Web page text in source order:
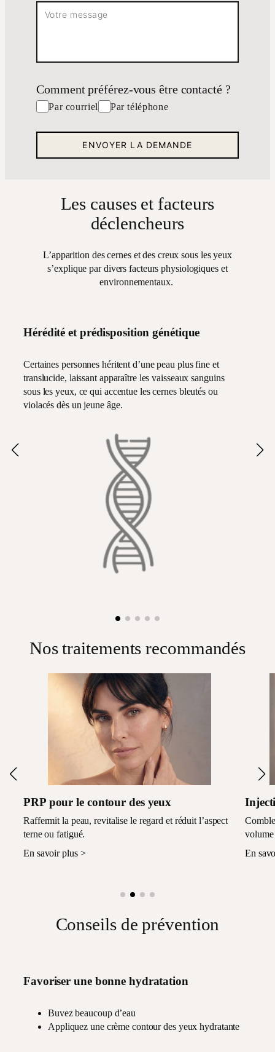
Comment préférez-vous être contacté ?
Par courriel Par téléphone
Les causes et facteurs
déclencheurs
L’apparition des cernes et des creux sous les yeux
s’explique par divers facteurs physiologiques et
environnementaux.
Hérédité et prédisposition génétique
Certaines personnes héritent d’une peau plus fine et
translucide, laissant apparaître les vaisseaux sanguins
sous les yeux, ce qui accentue les cernes bleutés ou
violacés dès un jeune âge.
Nos traitements recommandés
Injections d’acide hyaluronique
Comblent les creux sous-orbitaires et restaurent le
volume pour un regard plus reposé.
En savoir plus >
En
Conseils de prévention
Favoriser une bonne hydratation
Buvez beaucoup d’eau
Appliquez une crème contour des yeux hydratante